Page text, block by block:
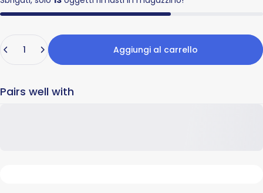
Aggiungi al carrello
Pairs well with